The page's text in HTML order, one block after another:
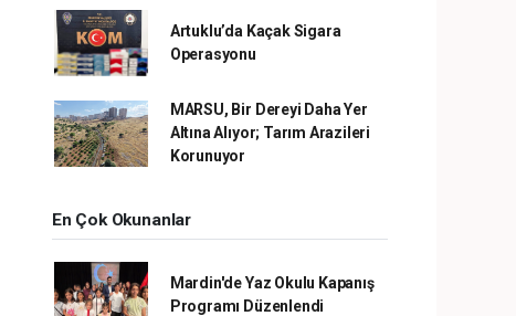
Artuklu’da Kaçak Sigara
Operasyonu
MARSU, Bir Dereyi Daha Yer
Altına Alıyor; Tarım Arazileri
Korunuyor
En Çok Okunanlar
Mardin'de Yaz Okulu Kapanış
Programı Düzenlendi